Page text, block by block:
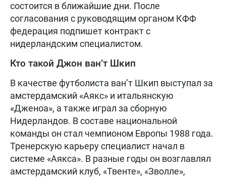
состоится в ближайшие дни. После
согласования с руководящим органом КФФ
федерация подпишет контракт с
нидерландским специалистом.
Кто такой Джон ван’т Шкип
В качестве футболиста ван’т Шкип выступал за
амстердамский «Аякс» и итальянскую
«Дженоа», а также играл за сборную
Нидерландов. В составе национальной
команды он стал чемпионом Европы 1988 года.
Тренерскую карьеру специалист начал в
системе «Аякса». В разные годы он возглавлял
амстердамский клуб, «Твенте», «Зволле»,